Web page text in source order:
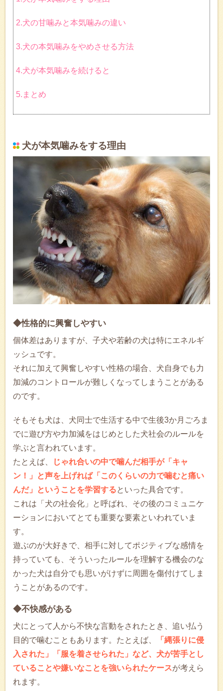
2.犬の甘噛みと本気噛みの違い
3.犬の本気噛みをやめさせる方法
4.犬が本気噛みを続けると
5.まとめ
犬が本気噛みをする理由
◆性格的に興奮しやすい
個体差はありますが、子犬や若齢の犬は特にエネルギ
ッシュです。
それに加えて興奮しやすい性格の場合、犬自身でも力
加減のコントロールが難しくなってしまうことがある
のです。
そもそも犬は、犬同士で生活する中で生後3か月ごろま
でに遊び方や力加減をはじめとした犬社会のルールを
学ぶと言われています。
たとえば、
じゃれ合いの中で噛んだ相手が「キャ
ン！」と声を上げれば「このくらいの力で噛むと痛い
んだ」ということを学習するといった具合です。
これは「犬の社会化」と呼ばれ、その後のコミュニケ
ーションにおいてとても重要な要素といわれていま
す。
遊ぶのが大好きで、相手に対してポジティブな感情を
持っていても、そういったルールを理解する機会のな
かった犬は自分でも思いがけずに周囲を傷付けてしま
うことがあるのです。
◆不快感がある
犬にとって人から不快な言動をされたとき、追い払う
目的で噛むこともあります。たとえば、
「縄張りに侵
入された」「服を着させられた」など、犬が苦手とし
ていることや嫌いなことを強いられたケースが考えら
れます。